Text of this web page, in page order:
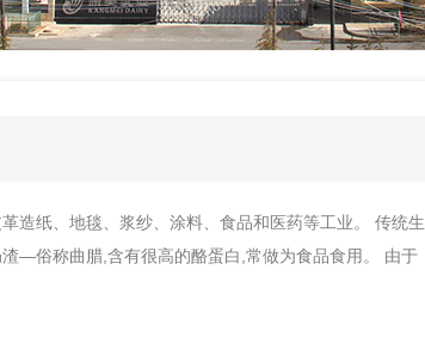
纸、地毯、浆纱、涂料、食品和医药等工业。 传统生
—俗称曲腊,含有很高的酪蛋白,常做为食品食用。 由于